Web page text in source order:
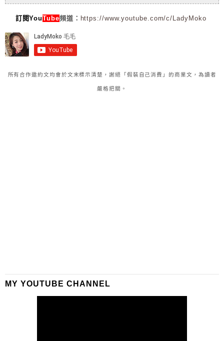
訂閱YouTube頻道： https://www.youtube.com/c/LadyMoko
所有合作邀約文均會於文末標示清楚，謝絕「假裝自己消費」的商業文，為讀者
嚴格把關。
MY YOUTUBE CHANNEL